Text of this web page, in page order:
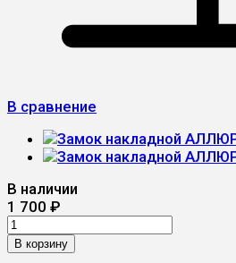
В сравнение
В наличии
1 700 ₽
В корзину